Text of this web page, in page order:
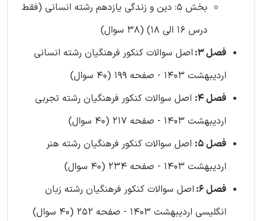
بخش 5: دین و زندگی یازدهم رشته انسانی (فقط
درس 16 الی 18) (38 سوال)
فصل 3:
اصل سوالات کنکور فرهنگیان رشته انسانی
اردیبهشت 1403 - صفحه 199 (40 سوال)
فصل 4:
اصل سوالات کنکور فرهنگیان رشته تجربی
اردیبهشت 1403 - صفحه 217 (40 سوال)
فصل 5:
اصل سوالات کنکور فرهنگیان رشته هنر
اردیبهشت 1403 - صفحه 234 (40 سوال)
فصل 6:
اصل سوالات کنکور فرهنگیان رشته زبان
انگلیسی اردیبهشت 1403 - صفحه 252 (40 سوال)